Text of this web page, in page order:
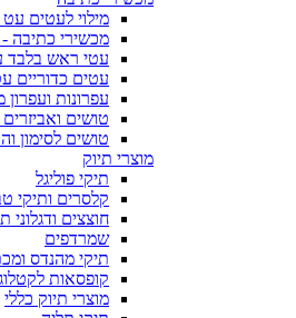
מילוי לעטים
מכשירי כתיבה -
עטי ראש בלבד
עטים כדוריים
עפרונות ועפרון
טושים
טושים לסימון
מוצרי תיוק
תיקי פוליגל
קלסרים ותיקי
חוצצים ודגלוני
שמרדפים
תיקי מהנדס
קופסאות
מוצרי תיוק כללי